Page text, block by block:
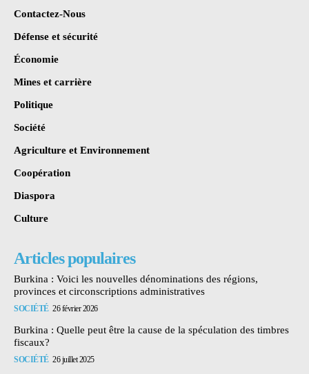
Contactez-Nous
Défense et sécurité
Économie
Mines et carrière
Politique
Société
Agriculture et Environnement
Coopération
Diaspora
Culture
Articles populaires
Burkina : Voici les nouvelles dénominations des régions,
provinces et circonscriptions administratives
SOCIÉTÉ 26 février 2026
Burkina : Quelle peut être la cause de la spéculation des timbres
fiscaux?
SOCIÉTÉ 26 juillet 2025